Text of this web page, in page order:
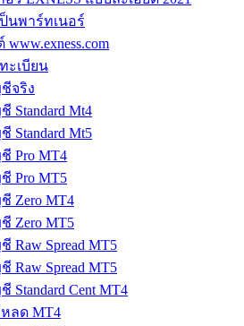
นพาร์ทเนอร์
www.exness.com
ะเบียน
จริง
Standard Mt4
Standard Mt5
Pro MT4
Pro MT5
Zero MT4
Zero MT5
Raw Spread MT5
Raw Spread MT5
Standard Cent MT4
ลด MT4